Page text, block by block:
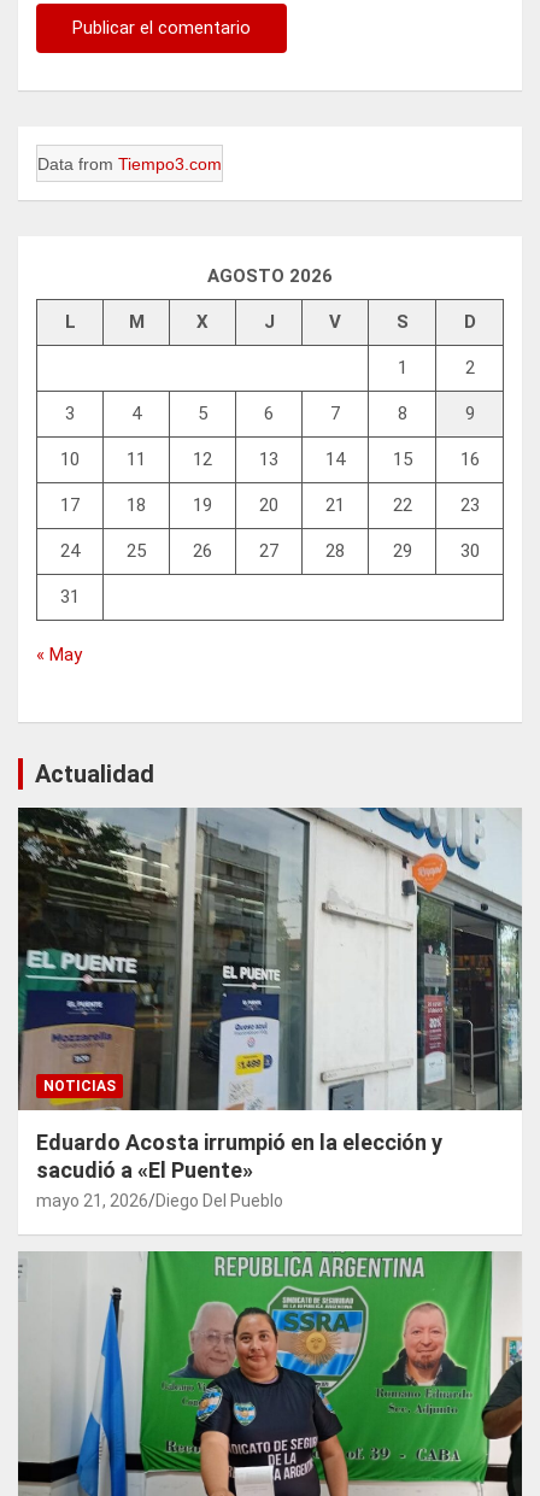
Data from Tiempo3.com
AGOSTO 2026
L M X J V S D
1 2
3 4 5 6 7 8 9
10 11 12 13 14 15 16
17 18 19 20 21 22 23
24 25 26 27 28 29 30
31
« May
Actualidad
NOTICIAS
Eduardo Acosta irrumpió en la elección y
sacudió a «El Puente»
mayo 21, 2026 Diego Del Pueblo